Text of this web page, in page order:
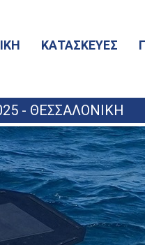
ΚΑΤΑΣΚΕΥΕΣ
- ΘΕΣΣΑΛΟΝΙΚΗ